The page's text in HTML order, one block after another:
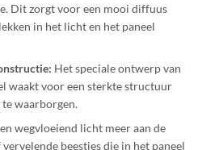
Dit zorgt voor een mooi diffuus
in het licht en het paneel
Het speciale ontwerp van
waakt voor een sterkte structuur
waarborgen.
wegvloeiend licht meer aan de
beestjes die in het paneel